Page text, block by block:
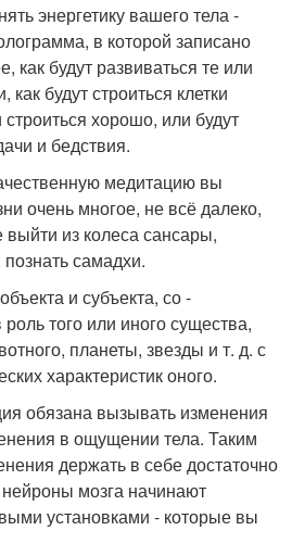
энергетику вашего тела -
в которой записано
будут развиваться те или
будут строиться клетки
хорошо, или будут
и бедствия.
медитацию вы
очень многое, не всё далеко,
из колеса сансары,
самадхи.
и субъекта, со -
того или иного существа,
планеты, звезды и т. д. с
характеристик оного.
обязана вызывать изменения
в ощущении тела. Таким
держать в себе достаточно
нейроны мозга начинают
установками - которые вы